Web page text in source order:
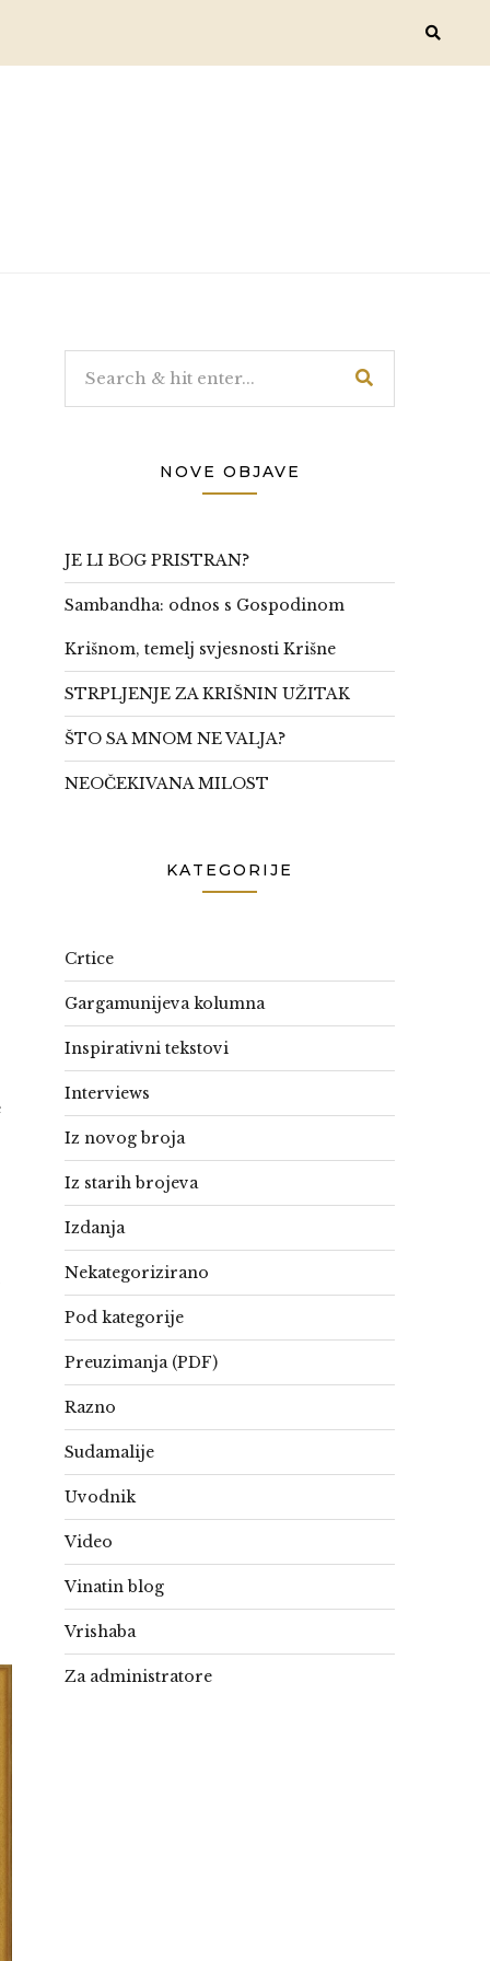
NOVE OBJAVE
JE LI BOG PRISTRAN?
Sambandha: odnos s Gospodinom
Krišnom, temelj svjesnosti Krišne
STRPLJENJE ZA KRIŠNIN UŽITAK
ŠTO SA MNOM NE VALJA?
NEOČEKIVANA MILOST
KATEGORIJE
Crtice
Gargamunijeva kolumna
Inspirativni tekstovi
Interviews
Iz novog broja
Iz starih brojeva
Izdanja
Nekategorizirano
Pod kategorije
Preuzimanja (PDF)
Razno
Sudamalije
Uvodnik
Video
Vinatin blog
Vrishaba
Za administratore